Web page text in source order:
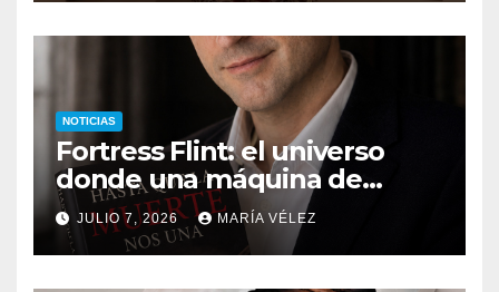
NOTICIAS
Fortress Flint: el universo
donde una máquina de
escribir, un silbido o un
recuerdo pueden cambiarlo
todo
JULIO 7, 2026 MARÍA VÉLEZ